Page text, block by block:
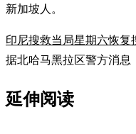
新加坡人。
印尼搜救当局星期六恢复
据北哈马黑拉区警方消息
延伸阅读